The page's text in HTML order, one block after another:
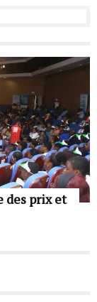
des prix et